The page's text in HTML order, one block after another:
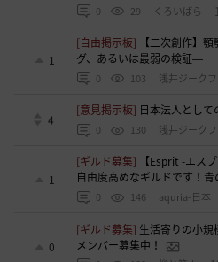
0 29 くろいばら
1
[自由掲示板]
【二次創作】
グ、あるいは最弱の検証―
0 103 浅井ジーク
4
[意見掲示板] 日本法人とし
0 130 浅井ジーク
1
[ギルド募集]
【Esprit -エス
自由度高めなギルドです！青
0 146 aquria-日本
0
[ギルド募集] 生活寄りの小
メンバー募集中！